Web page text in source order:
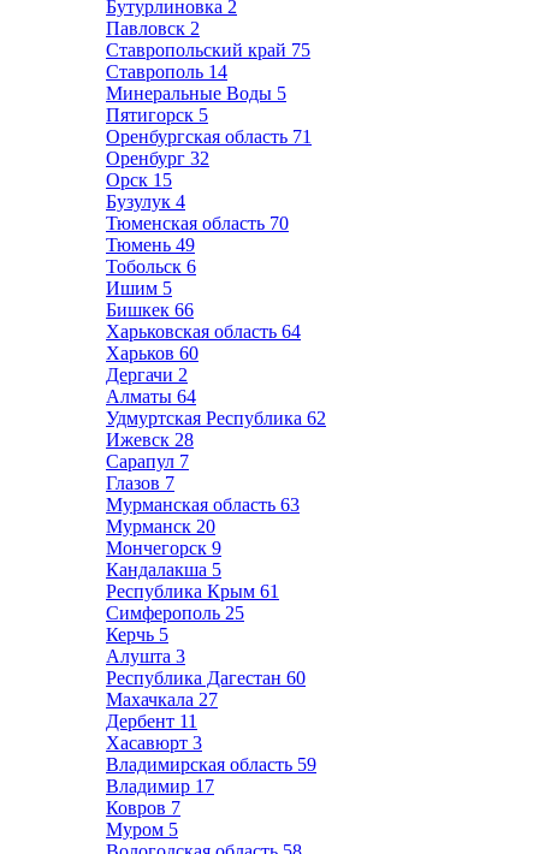
Бутурлиновка 2
Павловск 2
Ставропольский край 75
Ставрополь 14
Минеральные Воды 5
Пятигорск 5
Оренбургская область 71
Оренбург 32
Орск 15
Бузулук 4
Тюменская область 70
Тюмень 49
Тобольск 6
Ишим 5
Бишкек 66
Харьковская область 64
Харьков 60
Дергачи 2
Алматы 64
Удмуртская Республика 62
Ижевск 28
Сарапул 7
Глазов 7
Мурманская область 63
Мурманск 20
Мончегорск 9
Кандалакша 5
Республика Крым 61
Симферополь 25
Керчь 5
Алушта 3
Республика Дагестан 60
Махачкала 27
Дербент 11
Хасавюрт 3
Владимирская область 59
Владимир 17
Ковров 7
Муром 5